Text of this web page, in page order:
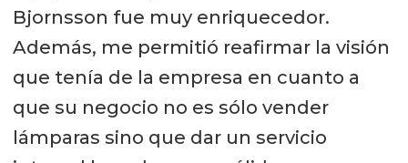
Bjornsson fue muy enriquecedor.
Además, me permitió reafirmar la visión
que tenía de la empresa en cuanto a
que su negocio no es sólo vender
lámparas sino que dar un servicio